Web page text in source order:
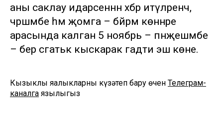
аны саклау идарәсеннән хәбәр итүләренчә,
чәршәмбе һәм җомга – бәйрәм көннәре
арасында калган 5 ноябрь – пәнҗешәмбе
– бер сәгатькә кыскарак гадәти эш көне.
Кызыклы яңалыкларны күзәтеп бару өчен Телеграм-
каналга язылыгыз